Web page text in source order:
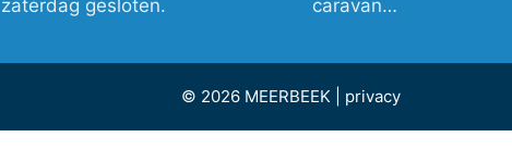
zaterdag gesloten.
caravan…
© 2026 MEERBEEK | privacy